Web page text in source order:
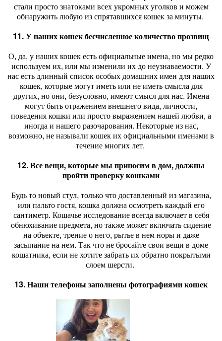
стали просто знатоками всех укромных уголков и можем
обнаружить любую из спрятавшихся кошек за минуты.
11. У наших кошек бесчисленное количество прозвищ
О, да, у наших кошек есть официальные имена, но мы редко
используем их, или мы изменили их до неузнаваемости. У
нас есть длинный список особых домашних имен для наших
кошек, которые могут иметь или не иметь смысла для
других, но они, безусловно, имеют смысл для нас. Имена
могут быть отражением внешнего вида, личности,
поведения кошки или просто выражением нашей любви, а
иногда и нашего разочарования. Некоторые из нас,
возможно, не называли кошек их официальными именами в
течение многих лет.
12. Все вещи, которые мы приносим в дом, должны
пройти проверку кошками
Будь то новый стул, только что доставленный из магазина,
или пальто гостя, кошка должна осмотреть каждый его
сантиметр. Кошачье исследование всегда включает в себя
обнюхивание предмета, но также может включать сидение
на объекте, трение о него, рытье в нем норы и даже
засыпание на нем. Так что не бросайте свои вещи в доме
кошатника, если не хотите забрать их обратно покрытыми
слоем шерсти.
13. Наши телефоны заполнены фотографиями кошек